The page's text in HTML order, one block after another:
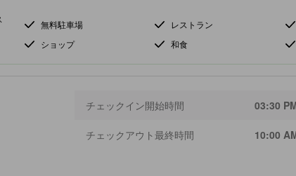
無料駐車場 レストラン
ショップ 和食
チェックイン開始時間 03:30
チェックアウト最終時間 10:00